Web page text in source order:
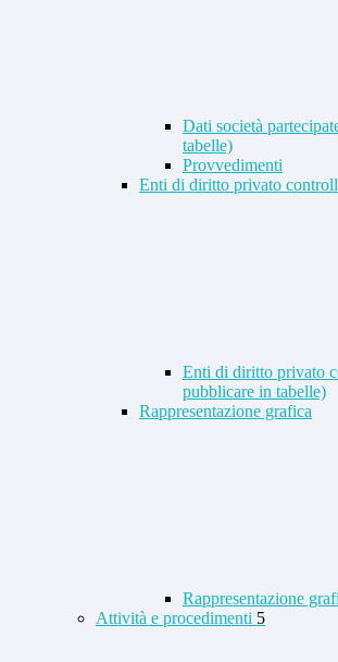
Dati società
tabelle)
Provvedimenti
Enti di diritto privato
Enti di diritto privato
pubblicare in tabelle)
Rappresentazione grafica
Rappresentazione
Attività e procedimenti 5